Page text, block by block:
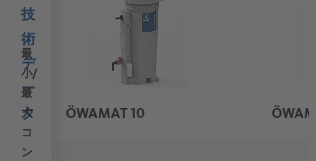
ー
技
術
デ
ー
タ
最
小/
最
大
コ
ン
ÖWAMAT 10